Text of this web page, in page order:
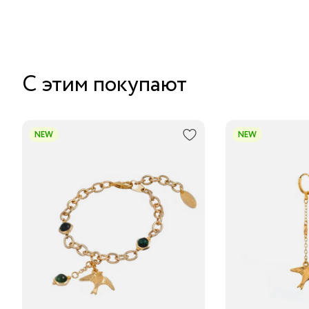
С этим покупают
NEW NEW